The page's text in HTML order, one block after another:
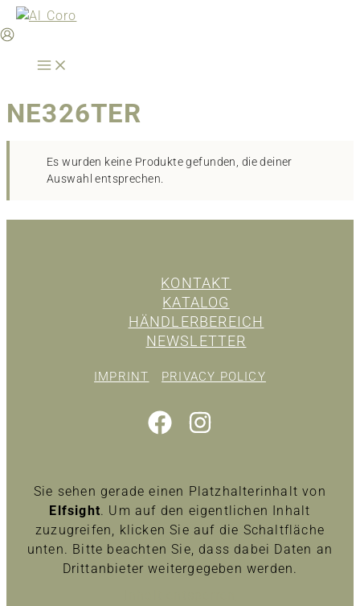
Zum
Inhalt
NE326TER
Es wurden keine Produkte gefunden, die deiner
Auswahl entsprechen.
KONTAKT
KATALOG
HÄNDLERBEREICH
NEWSLETTER
IMPRINT PRIVACY POLICY
Sie sehen gerade einen Platzhalterinhalt von
Elfsight. Um auf den eigentlichen Inhalt
zuzugreifen, klicken Sie auf die Schaltfläche
unten. Bitte beachten Sie, dass dabei Daten an
Drittanbieter weitergegeben werden.